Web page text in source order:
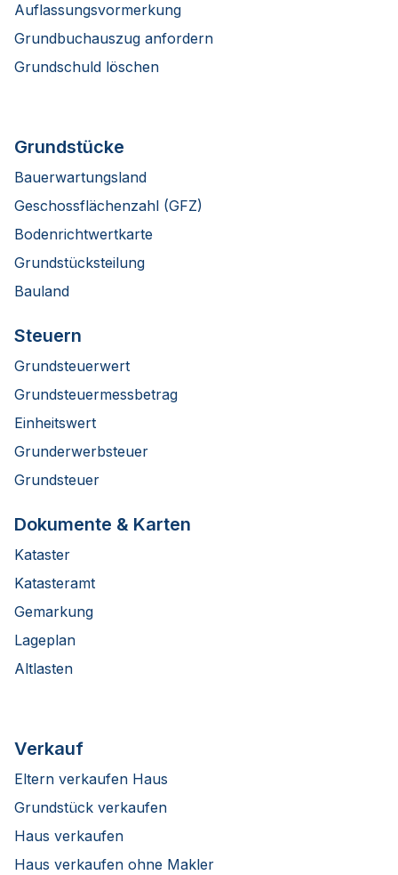
Auflassungsvormerkung
Grundbuchauszug anfordern
Grundschuld löschen
Grundstücke
Bauerwartungsland
Geschossflächenzahl (GFZ)
Bodenrichtwertkarte
Grundstücksteilung
Bauland
Steuern
Grundsteuerwert
Grundsteuermessbetrag
Einheitswert
Grunderwerbsteuer
Grundsteuer
Dokumente & Karten
Kataster
Katasteramt
Gemarkung
Lageplan
Altlasten
Verkauf
Eltern verkaufen Haus
Grundstück verkaufen
Haus verkaufen
Haus verkaufen ohne Makler